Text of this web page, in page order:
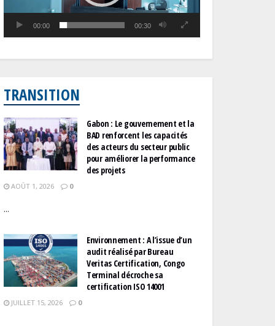
00:00 00:30
TRANSITION
Gabon : Le gouvernement et la
BAD renforcent les capacités
des acteurs du secteur public
pour améliorer la performance
des projets
AOÛT 1, 2026 0
...
Environnement : A l’issue d’un
audit réalisé par Bureau
Veritas Certification, Congo
Terminal décroche sa
certification ISO 14001
JUILLET 15, 2026 0